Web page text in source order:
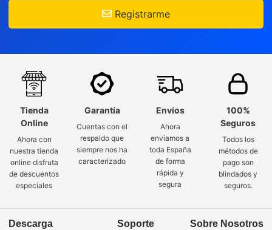
Registrarme
Tienda
Online
Ahora con
nuestra tienda
online disfruta
de descuentos
especiales
Garantía
Cuentas con el
respaldo que
siempre nos ha
caracterizado
Envíos
Ahora
enviamos a
toda España
de forma
rápida y
segura
100%
Seguros
Todos los
métodos de
pago son
blindados y
seguros.
Descarga
Soporte Sobre Nosotros